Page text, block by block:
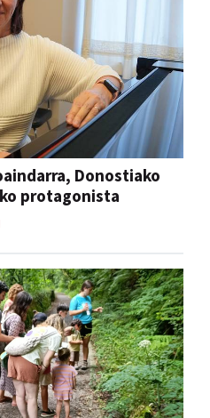
Donostiako
protagonista